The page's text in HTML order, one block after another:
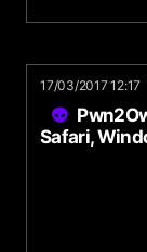
17/03/2017 12:17
Safari,